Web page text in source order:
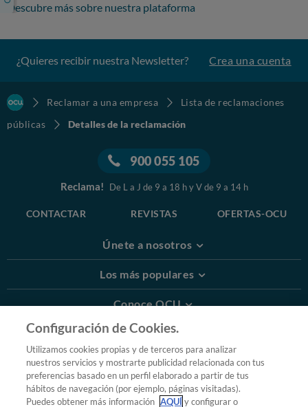
Descubre más sobre nuestra plataforma
¿Quieres recibir nuestra Newsletter? Crea una cuenta
Reclamar a una empresa
Lista de reclamaciones
públicas
Detalles de la reclamación
900 055 105
Reclama! De L a J de 9 a 18 h y V de 9 a 14 h
CONTACTAR REVISTAS OFERTAS-OCU
Únete a nosotros
Los más populares
Conoce OCU
Más Información
© 2026 OCU
Condiciones generales de contratación de OCU
Política de privacidad
Configuración de Cookies.
Utilizamos cookies propias y de terceros para analizar
nuestros servicios y mostrarte publicidad relacionada con tus
preferencias basado en un perfil elaborado a partir de tus
hábitos de navegación (por ejemplo, páginas visitadas).
Puedes obtener más información AQUÍy configurar o